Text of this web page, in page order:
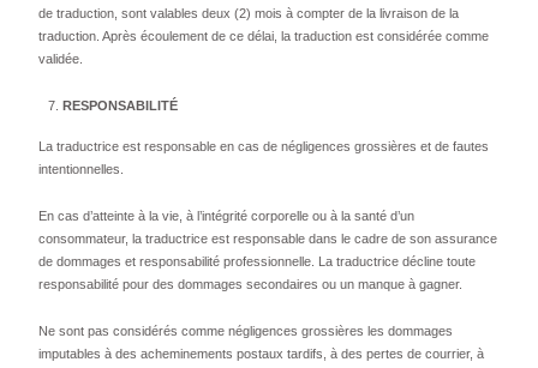
de traduction, sont valables deux (2) mois à compter de la livraison de la
traduction. Après écoulement de ce délai, la traduction est considérée comme
validée.
RESPONSABILITÉ
La traductrice est responsable en cas de négligences grossières et de fautes
intentionnelles.
En cas d’atteinte à la vie, à l’intégrité corporelle ou à la santé d’un
consommateur, la traductrice est responsable dans le cadre de son assurance
de dommages et responsabilité professionnelle. La traductrice décline toute
responsabilité pour des dommages secondaires ou un manque à gagner.
Ne sont pas considérés comme négligences grossières les dommages
imputables à des acheminements postaux tardifs, à des pertes de courrier, à